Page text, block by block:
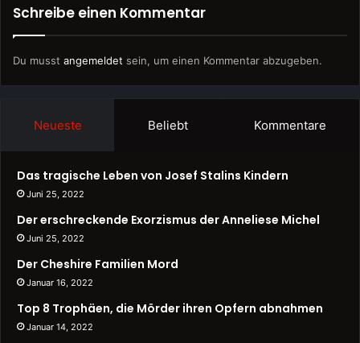
Schreibe einen Kommentar
Du musst angemeldet sein, um einen Kommentar abzugeben.
Neueste Beliebt Kommentare
Das tragische Leben von Josef Stalins Kindern
Juni 25, 2022
Der erschreckende Exorzismus der Anneliese Michel
Juni 25, 2022
Der Cheshire Familien Mord
Januar 16, 2022
Top 8 Trophäen, die Mörder ihren Opfern abnahmen
Januar 14, 2022